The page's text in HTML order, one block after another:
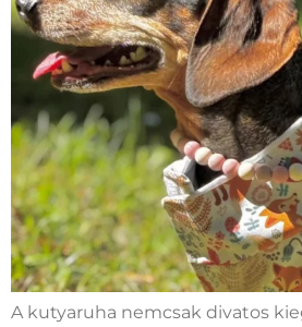
A kutyaruha nemcsak divatos